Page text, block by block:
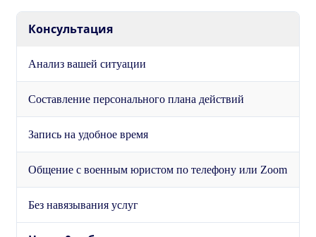
Консультация
Анализ вашей ситуации
Составление персонального плана действий
Запись на удобное время
Общение с военным юристом по телефону или Zoom
Без навязывания услуг